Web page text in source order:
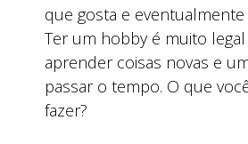
que gosta e
Ter um hobby é muito
aprender coisas novas e
passar o tempo. O que
fazer?